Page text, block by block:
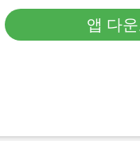
앱 다